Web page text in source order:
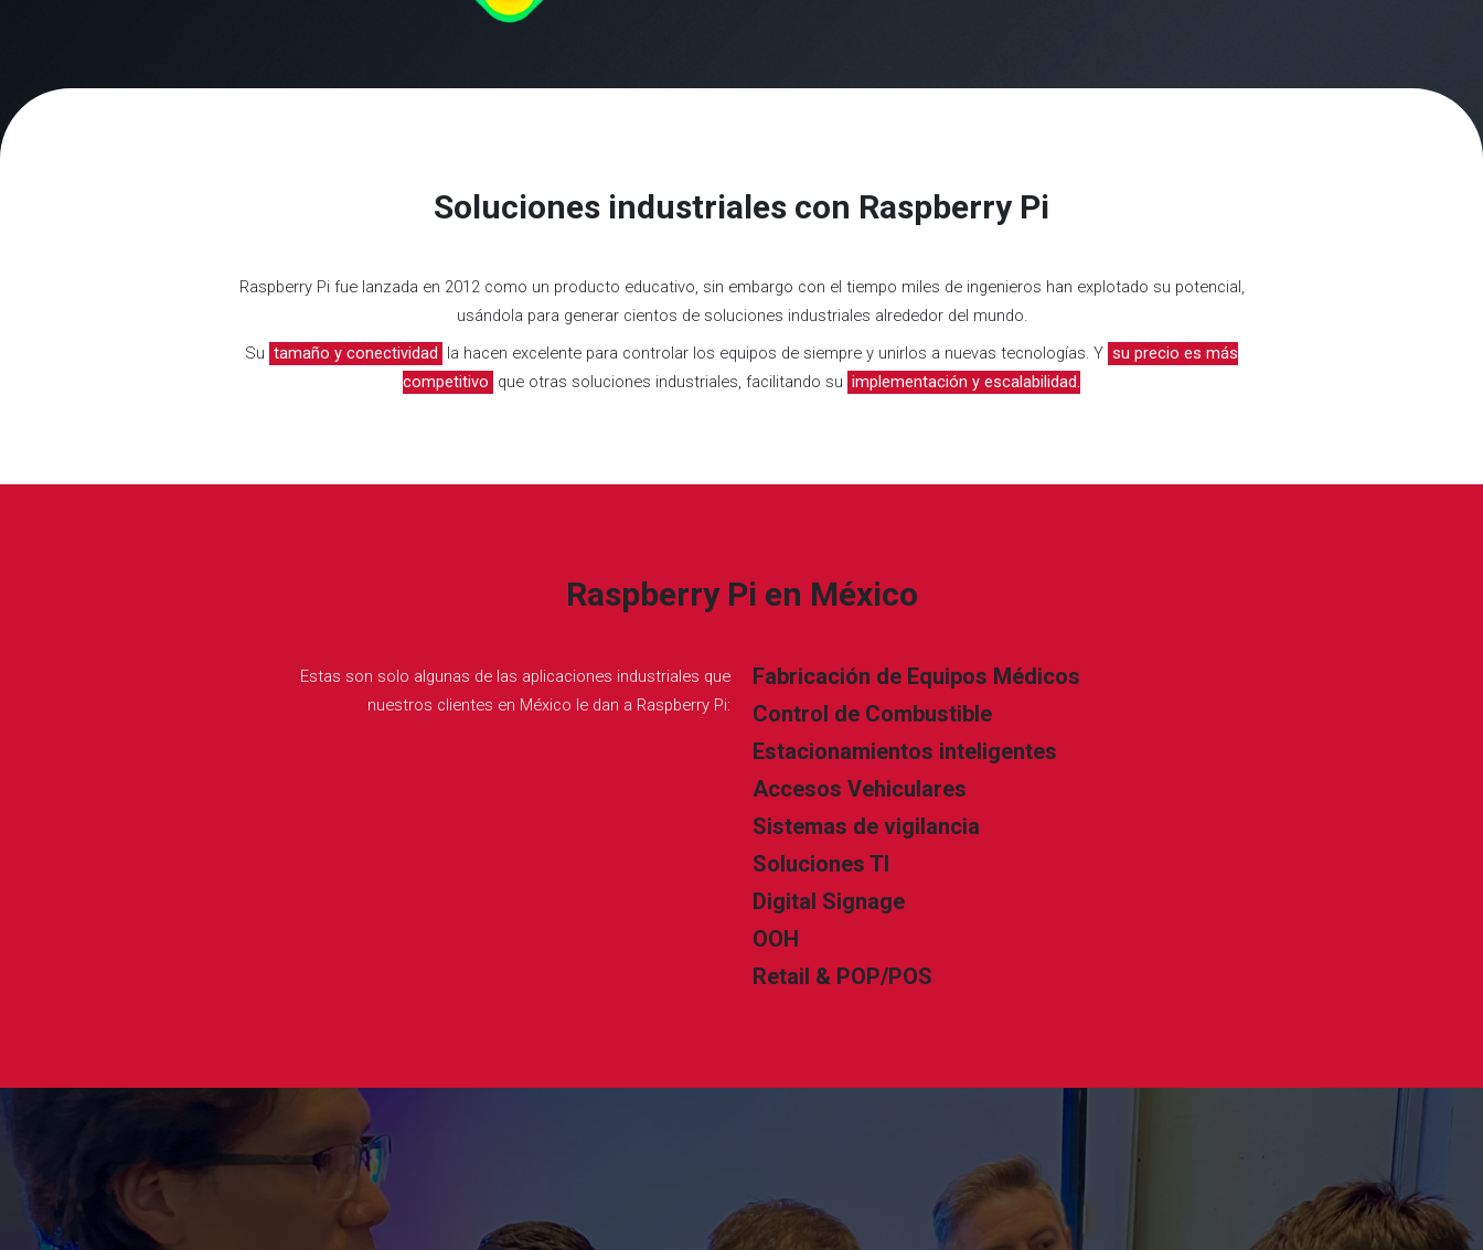
Soluciones industriales con Raspberry Pi
Raspberry Pi fue lanzada en 2012 como un producto educativo, sin embargo con el tiempo miles de ingenieros han explotado su potencial,
usándola para generar cientos de soluciones industriales alrededor del mundo.
Su tamaño y conectividad la hacen excelente para controlar los equipos de siempre y unirlos a nuevas tecnologías. Y su precio es más
competitivo que otras soluciones industriales, facilitando su implementación y escalabilidad.
Raspberry Pi en México
Estas son solo algunas de las aplicaciones industriales que
nuestros clientes en México le dan a Raspberry Pi:
Fabricación de Equipos Médicos
Control de Combustible
Estacionamientos inteligentes
Accesos Vehiculares
Sistemas de vigilancia
Soluciones TI
Digital Signage
OOH
Retail & POP/POS